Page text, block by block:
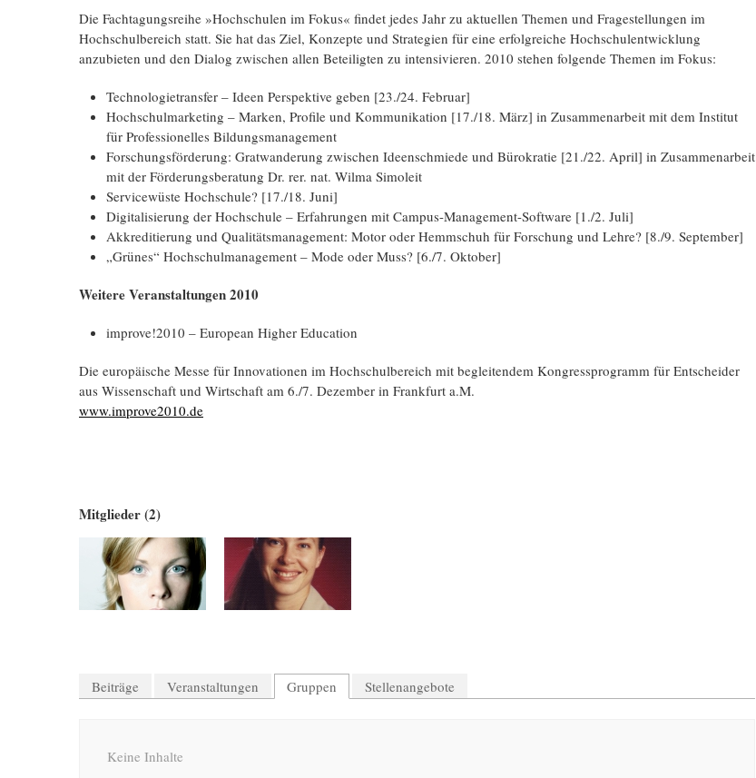
Die Fachtagungsreihe »Hochschulen im Fokus« findet jedes Jahr zu aktuellen Themen und Fragestellungen im
Hochschulbereich statt. Sie hat das Ziel, Konzepte und Strategien für eine erfolgreiche Hochschulentwicklung
anzubieten und den Dialog zwischen allen Beteiligten zu intensivieren. 2010 stehen folgende Themen im Fokus:
Technologietransfer – Ideen Perspektive geben [23./24. Februar]
Hochschulmarketing – Marken, Profile und Kommunikation [17./18. März] in Zusammenarbeit mit dem Institut
für Professionelles Bildungsmanagement
Forschungsförderung: Gratwanderung zwischen Ideenschmiede und Bürokratie [21./22. April] in Zusammenarbeit
mit der Förderungsberatung Dr. rer. nat. Wilma Simoleit
Servicewüste Hochschule? [17./18. Juni]
Digitalisierung der Hochschule – Erfahrungen mit Campus-Management-Software [1./2. Juli]
Akkreditierung und Qualitätsmanagement: Motor oder Hemmschuh für Forschung und Lehre? [8./9. September]
„Grünes“ Hochschulmanagement – Mode oder Muss? [6./7. Oktober]
Weitere Veranstaltungen 2010
improve!2010 – European Higher Education
Die europäische Messe für Innovationen im Hochschulbereich mit begleitendem Kongressprogramm für Entscheider
aus Wissenschaft und Wirtschaft am 6./7. Dezember in Frankfurt a.M.
www.improve2010.de
Mitglieder (2)
Beiträge Veranstaltungen Gruppen Stellenangebote
Keine Inhalte